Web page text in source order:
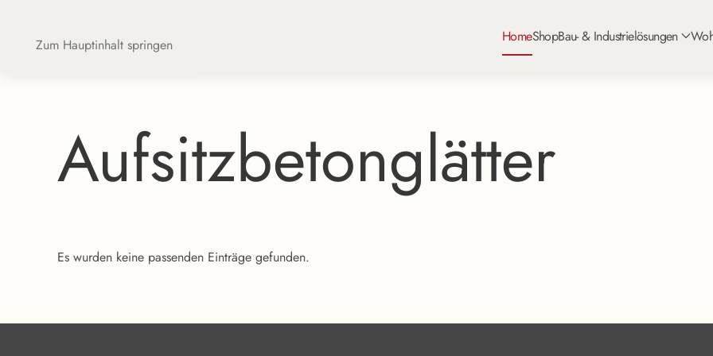
Zum Hauptinhalt springen HomeShopBau- & Industrielösungen
Aufsitzbetonglätter
Es wurden keine passenden Einträge gefunden.